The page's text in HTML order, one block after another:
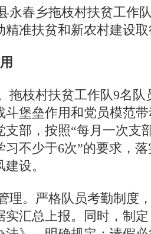
永春乡拖枝村扶贫工作
精准扶贫和新农村建设
拖枝村扶贫工作队9名队
斗堡垒作用和党员模范
支部，按照“每月一次支
不少于6次”的要求，
设。
理。严格队员考勤制度
实汇总上报。同时，制